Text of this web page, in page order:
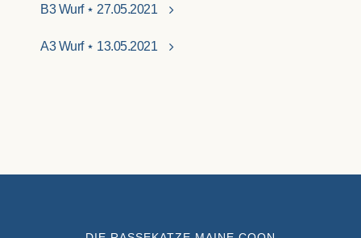
B3 Wurf ⋆ 27.05.2021
A3 Wurf ⋆ 13.05.2021